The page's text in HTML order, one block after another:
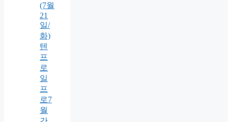
(7월
21
일/
화)
텐
프
로
일
프
로7
월